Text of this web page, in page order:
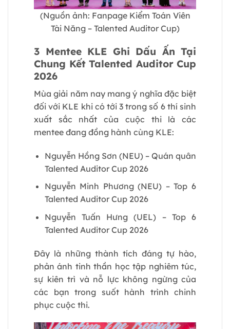
(Nguồn ảnh: Fanpage Kiểm Toán Viên
Tài Năng – Talented Auditor Cup)
3 Mentee KLE Ghi Dấu Ấn Tại
Chung Kết Talented Auditor Cup
2026
Mùa giải năm nay mang ý nghĩa đặc biệt
đối với KLE khi có tới 3 trong số 6 thí sinh
xuất sắc nhất của cuộc thi là các
mentee đang đồng hành cùng KLE:
Nguyễn Hồng Sơn (NEU) – Quán quân
Talented Auditor Cup 2026
Nguyễn Minh Phương (NEU) – Top 6
Talented Auditor Cup 2026
Nguyễn Tuấn Hưng (UEL) – Top 6
Talented Auditor Cup 2026
Đây là những thành tích đáng tự hào,
phản ánh tinh thần học tập nghiêm túc,
sự kiên trì và nỗ lực không ngừng của
các bạn trong suốt hành trình chinh
phục cuộc thi.